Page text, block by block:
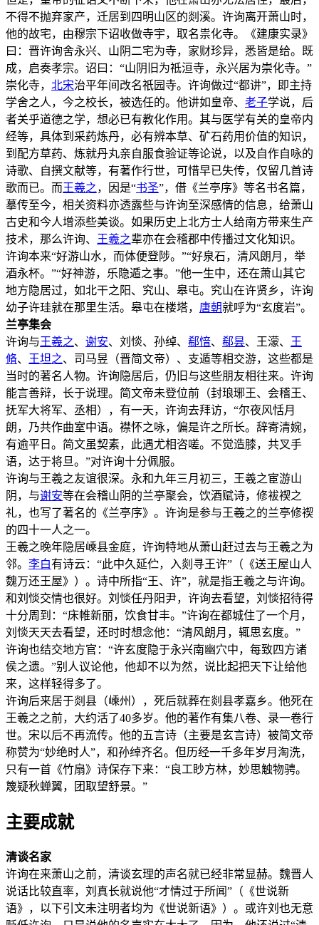
不得不抛弃家产，迁居到四明山区的剡溪。许询离开萧山时，
他的故宅，由穆宗下诏收做寺宇，取名祟化寺。《建康实录》
曰：晋许询舍永兴、山阴二宅为寺，家财珍异，悉皆是给。既
成，启奏孝宗。诏曰：“山阴旧为祗洹寺，永兴居为崇化寺。”
崇化寺， 北宋治平年间改名祇园寺。许询做过“都讲”，即主持
学舍之人，今之校长，被选任的。他讲如皇帝、 老子学说，后
者关乎道德之学，想必已有教化作用。其与医学有关的皇帝内
经等，具体到采药炼丹，必有辨本草、矿石药用价值的知识，
到配方草药、炼就丹丸亲自服食验证等论说，以及自作自咏的
诗歌、自撰文献等，有著作行世，可惜早已失传，仅留几首诗
歌而已。而王羲之，因是“书圣”，借《兰亭序》等名书名篇，
摹传至今，相关资料亦透露些与许询至深感情的信息，给萧山
古史和今人增添些美谈。如果历史上北方士人给南方带来生产
技术，那么许询、 王羲之辈亦在会稽郡中传播过文化知识。
许询本来“好游山水，而体便登陟。”“好泉石，清风朗月，举
酒永杯。”“好神游，乐隐遁之事。”他一生中，还在萧山其它
地方隐居过，如北干之阳、究山、皋屯。究山在许贤乡，许询
幼子许珪就在那里生活。皋屯在楼塔， 唐朝就呼为“玄度岩”。
兰亭集会
许询与王羲之、 谢安、刘惔、孙绰、 郗愔、 郗昙、王濛、 王
脩、 王坦之、司马昱（晋简文帝）、支遁等相交游，这些都是
当时的著名人物。许询隐居后，仍旧与这些朋友相往来。许询
能言善辩，长于说理。简文帝未登位前（封琅琊王、会稽王、
抚军大将军、丞相），有一天，许询去拜访，“尔夜风恬月
朗，乃共作曲室中语。襟怀之咏，偏是许之所长。辞寄清婉，
有逾平日。简文虽契素，此遇尤相咨嗟。不觉造膝，共叉手
语，达于将旦。”对许询十分佩服。
许询与王羲之友谊很深。永和九年三月初三，王羲之宦游山
阴，与谢安等在会稽山阴的兰亭聚会，饮酒赋诗，修袚褉之
礼，也写了著名的《兰亭序》。许询是参与王羲之的兰亭修禊
的四十一人之一。
王羲之晚年隐居嵊县金庭，许询特地从萧山赶过去与王羲之为
邻。 李白有诗云：“此中久延伫，入剡寻王许”（《送王屋山人
魏万还王屋》）。诗中所指“王、许”，就是指王羲之与许询。
和刘惔交情也很好。刘惔任丹阳尹，许询去看望，刘惔招待得
十分周到：“床帷新丽，饮食甘丰。”许询在都城住了一个月，
刘惔天天去看望，还时时想念他：“清风朗月，辄思玄度。”
许询也结交地方官：“许玄度隐于永兴南幽穴中，每致四方诸
侯之遗。”别人议论他，他却不以为然，说比起把天下让给他
来，这样轻得多了。
许询后来居于剡县（嵊州），死后就葬在剡县孝嘉乡。他死在
王羲之之前，大约活了40多岁。他的著作有集八卷、录一卷行
世。宋以后不再流传。他的五言诗（主要是玄言诗）被简文帝
称赞为“妙绝时人”，和孙绰齐名。但历经一千多年岁月淘洗，
只有一首《竹扇》诗保存下来：“良工眇方林，妙思触物骋。
篾疑秋蝉翼，团取望舒景。”
主要成就
清谈名家
许询在来萧山之前，清谈玄理的声名就已经非常显赫。魏晋人
说话比较直率，刘真长就说他“才情过于所闻”（《世说新
语》，以下引文未注明者均为《世说新语》）。或许刘也无意